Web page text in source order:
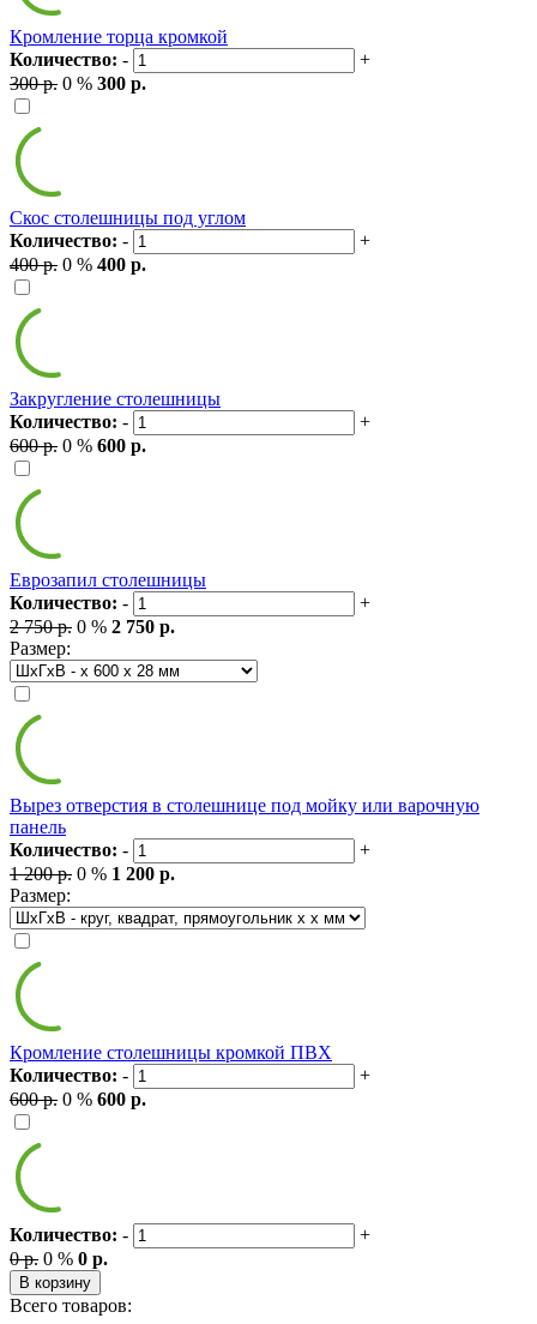
Кромление торца кромкой
Количество: -
+
300 р. 0 % 300 р.
Скос столешницы под углом
Количество: -
+
400 р. 0 % 400 р.
Закругление столешницы
Количество: -
+
600 р. 0 % 600 р.
Еврозапил столешницы
Количество: -
+
2 750 р. 0 % 2 750 р.
Размер:
Вырез отверстия в столешнице под мойку или варочную
панель
Количество: -
+
1 200 р. 0 % 1 200 р.
Размер:
Кромление столешницы кромкой ПВХ
Количество: -
+
600 р. 0 % 600 р.
Количество: -
+
0 р. 0 % 0 р.
В корзину
Всего товаров: